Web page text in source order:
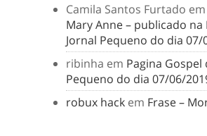
Camila Santos Furtado em
Mary Anne – publicado na
Jornal Pequeno do dia 07/
ribinha em Pagina Gospel
Pequeno do dia 07/06/
robux hack em Frase –